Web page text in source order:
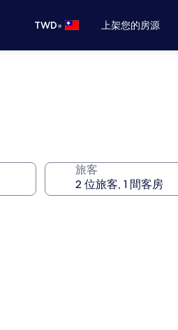
TWD• 上架您的房源
旅客